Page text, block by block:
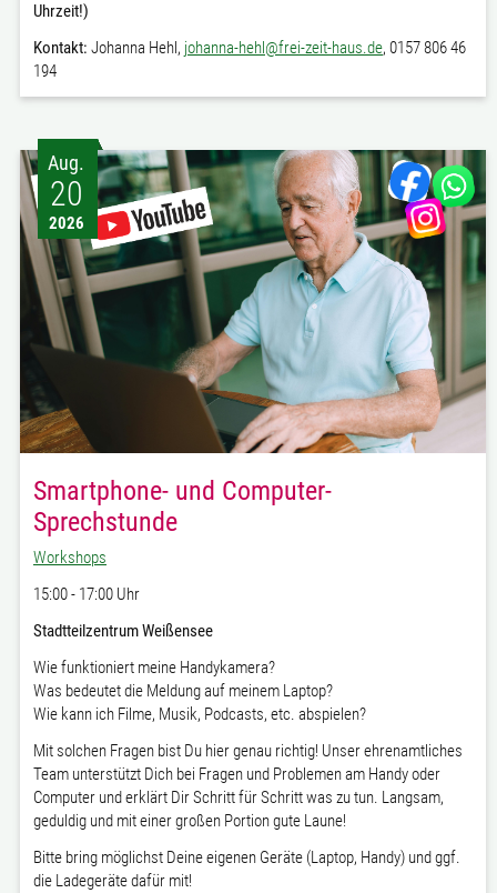
Uhrzeit!)
Kontakt: Johanna Hehl, johanna-hehl@frei-zeit-haus.de, 0157 806 46
194
Aug.
20
2026
Smartphone- und Computer-
Sprechstunde
Workshops
15:00 - 17:00 Uhr
Stadtteilzentrum Weißensee
Wie funktioniert meine Handykamera?
Was bedeutet die Meldung auf meinem Laptop?
Wie kann ich Filme, Musik, Podcasts, etc. abspielen?
Mit solchen Fragen bist Du hier genau richtig! Unser ehrenamtliches
Team unterstützt Dich bei Fragen und Problemen am Handy oder
Computer und erklärt Dir Schritt für Schritt was zu tun. Langsam,
geduldig und mit einer großen Portion gute Laune!
Bitte bring möglichst Deine eigenen Geräte (Laptop, Handy) und ggf.
die Ladegeräte dafür mit!